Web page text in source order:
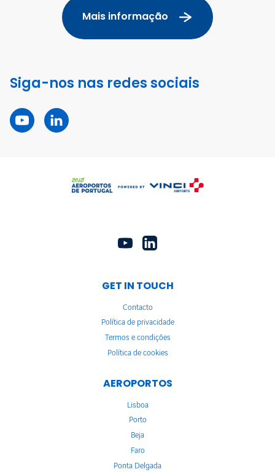
Mais informação
Siga-nos nas redes sociais
GET IN TOUCH
Contacto
Política de privacidade
Termos e condições
Política de cookies
AEROPORTOS
Lisboa
Porto
Beja
Faro
Ponta Delgada